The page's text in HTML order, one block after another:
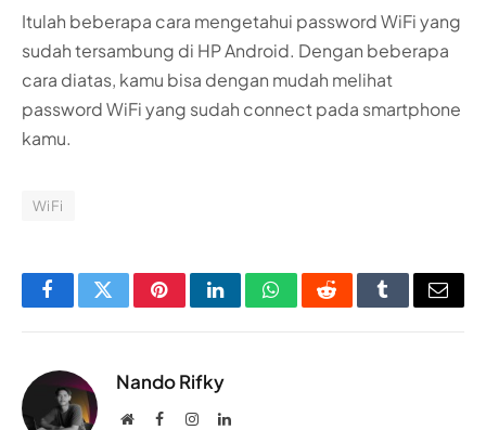
Itulah beberapa cara mengetahui password WiFi yang
sudah tersambung di HP Android. Dengan beberapa
cara diatas, kamu bisa dengan mudah melihat
password WiFi yang sudah connect pada smartphone
kamu.
WiFi
FacebookTwitterPinterestLinkedInWhatsAppRedditTumblrEmail
Nando Rifky
WebsiteFacebookInstagramLinkedIn